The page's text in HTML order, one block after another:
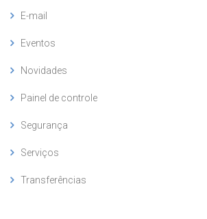
E-mail
Eventos
Novidades
Painel de controle
Segurança
Serviços
Transferências